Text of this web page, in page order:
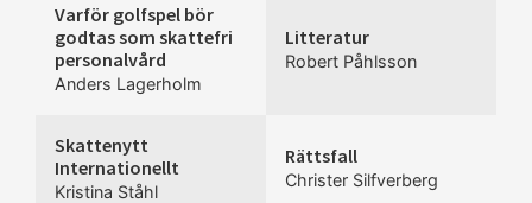
Varför golfspel bör
godtas som skattefri
personalvård
Anders Lagerholm
Litteratur
Robert Påhlsson
Skattenytt
Internationellt
Kristina Ståhl
Rättsfall
Christer Silfverberg